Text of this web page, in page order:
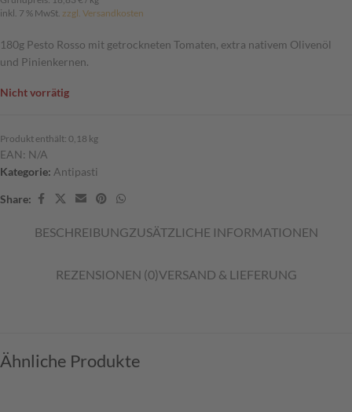
inkl. 7 % MwSt. zzgl. Versandkosten
180g Pesto Rosso mit getrockneten Tomaten, extra nativem Olivenöl
und Pinienkernen.
Nicht vorrätig
Produkt enthält: 0,18 kg
EAN: N/A
Kategorie: Antipasti
Share:
BESCHREIBUNGZUSÄTZLICHE INFORMATIONEN
REZENSIONEN (0)VERSAND & LIEFERUNG
Ähnliche Produkte